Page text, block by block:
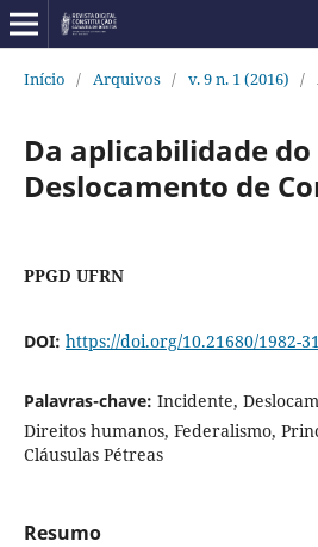
Início / Arquivos / v. 9 n. 1 (2016) /
Da aplicabilidade
Deslocamento de
PPGD UFRN
DOI: https://doi.org/10.21680/1982-
Palavras-chave: Incidente,
Direitos humanos, Federalismo,
Cláusulas Pétreas
Resumo